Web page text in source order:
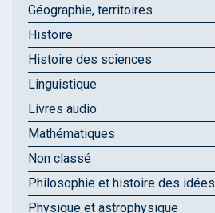
Géographie, territoires
Histoire
Histoire des sciences
Linguistique
Livres audio
Mathématiques
Non classé
Philosophie et histoire des idées
Physique et astrophysique